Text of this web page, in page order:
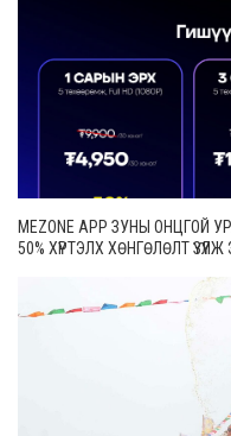
MEZONE APP ЗУНЫ ОНЦГОЙ
50% ХҮРТЭЛХ ХӨНГӨЛӨЛТ